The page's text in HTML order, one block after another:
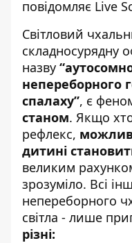
повідомляє Live
Світловий
складносурядну
назву
непереборного
спалаху”, є
станом. Якщо
рефлекс,
дитині
великим
зрозуміло. Всі
непереборного
світла - лише
різні: